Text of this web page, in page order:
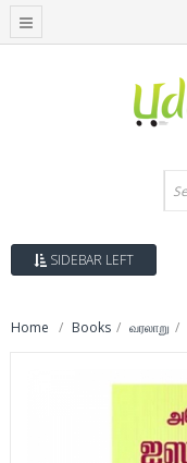
SIDEBAR LEFT
Home Books வரலாறு